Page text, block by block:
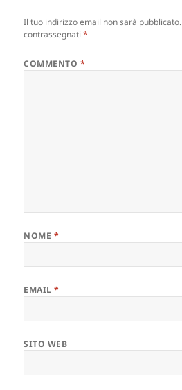
Il tuo indirizzo email non sarà pubblicato.
contrassegnati*
COMMENTO *
NOME *
EMAIL*
SITO WEB